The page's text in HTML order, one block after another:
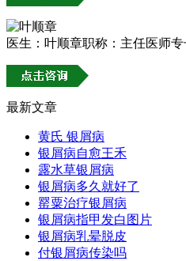
医生：叶顺章职称：主任医师专
最新文章
黄氏 银屑病
银屑病自愈王禾
露水草银屑病
银屑病多久就好了
罂粟治疗银屑病
银屑病指甲发白图片
银屑病乳晕脱皮
付银屑病传染吗